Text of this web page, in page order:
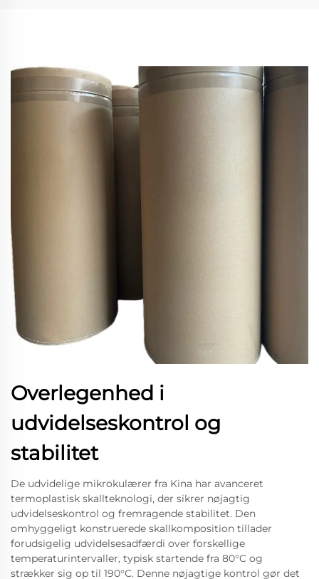
Overlegenhed i
udvidelseskontrol og
stabilitet
De udvidelige mikrokulærer fra Kina har avanceret
termoplastisk skallteknologi, der sikrer nøjagtig
udvidelseskontrol og fremragende stabilitet. Den
omhyggeligt konstruerede skallkomposition tillader
forudsigelig udvidelsesadfærdi over forskellige
temperaturintervaller, typisk startende fra 80°C og
strækker sig op til 190°C. Denne nøjagtige kontrol gør det